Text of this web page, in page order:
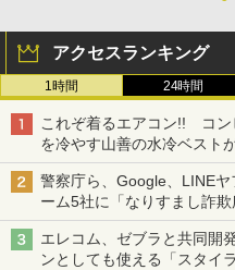
アクセスランキング
1時間 24時間
これぞ着るエアコン!! コン
を冷やす山善の水冷ベスト
ち・ざ・ろーど！その14】
警察庁ら、Google、LINE
ーム5社に「なりすまし詐
真や映像を使った投資詐欺
エレコム、ゼブラと共同開
ンとしても使える「スタイ